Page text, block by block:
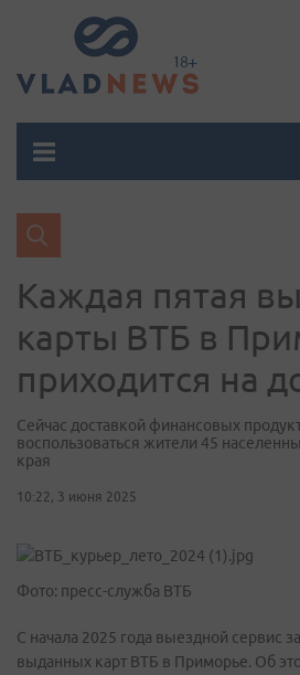
Каждая пятая
карты ВТБ в
приходится на
Сейчас доставкой финансовых
воспользоваться жители 45
края
10:22, 3 июня 2025
Фото: пресс-служба ВТБ
С начала 2025 года выездной сервис
выданных карт ВТБ в Приморье. Об